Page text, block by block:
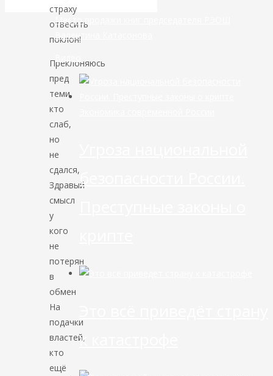
страху
отвесить
поклон!
Преклоняюсь
пред
теми,
кто
слаб,
но
не
сдался,
Здравый
смысл
у
кого
не
потерян
в
обмен
На
подачки
властей,
кто
ещё
Место продажи книг председателя РЭОШ
Валентина Катасонова
безопасности России.
к катастрофе